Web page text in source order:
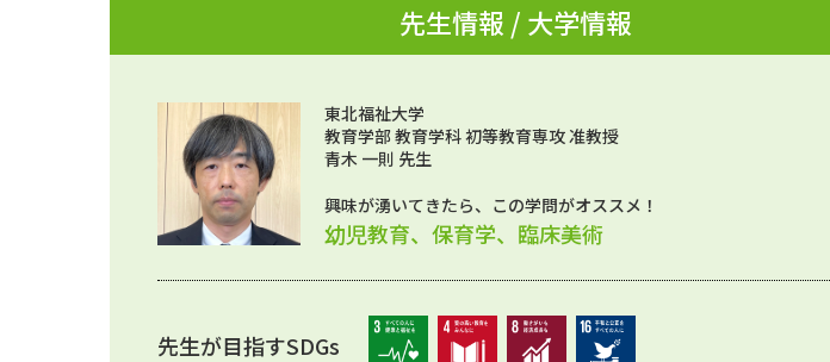
先生情報 / 大学情報
東北福祉大学
教育学部 教育学科 初等教育専攻 准教授
青木 一則 先生
興味が湧いてきたら、この学問がオススメ！
幼児教育、保育学、臨床美術
先生が目指すSDGs